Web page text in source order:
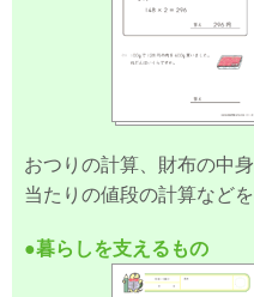
おつりの計算、財布の中
当たりの値段の計算などを
●暮らしを支えるもの